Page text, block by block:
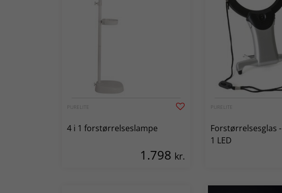
PURELITE
4 i 1 forstørrelseslampe
1.798 kr.
PURELITE
Forstørrelsesglas
1 LED